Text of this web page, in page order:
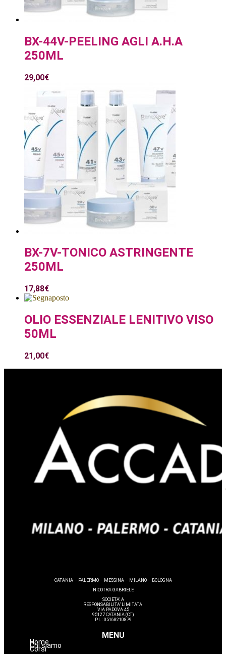
BX-44V-PEELING AGLI A.H.A
250ML
29,00€
BX-7V-TONICO ASTRINGENTE
250ML
17,88€
OLIO ESSENZIALE LENITIVO VISO
50ML
21,00€
CATANIA – PALERMO – MESSINA – MILANO – BOLOGNA
NICOTRA GABRIELE
SOCIETA’ A
RESPONSABILITA’ LIMITATA
VIA PADOVA 45
95127 CATANIA (CT)
P.I. : 05168210879
MENU
Home
Chi siamo
Corsi